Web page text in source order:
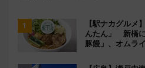
【駅ナカグルメ
んたん」 新橋
豚饅」、オムラ